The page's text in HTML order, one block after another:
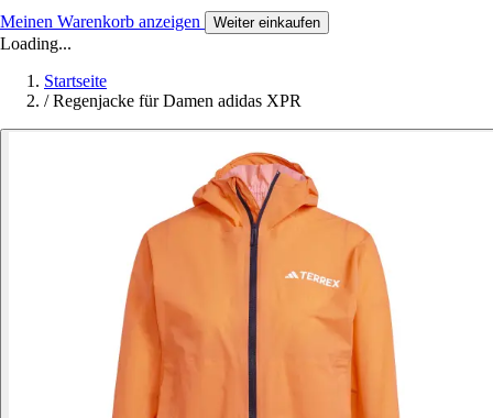
Meinen Warenkorb anzeigen Weiter einkaufen
Loading...
Startseite
/ Regenjacke für Damen adidas XPR